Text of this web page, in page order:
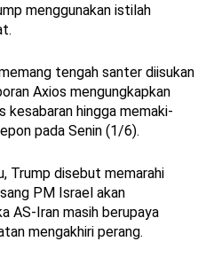
menggunakan istilah
tengah santer diisukan
Axios mengungkapkan
kesabaran hingga memaki-
pada Senin (1/6).
Trump disebut memarahi
PM Israel akan
AS-Iran masih berupaya
mengakhiri perang.